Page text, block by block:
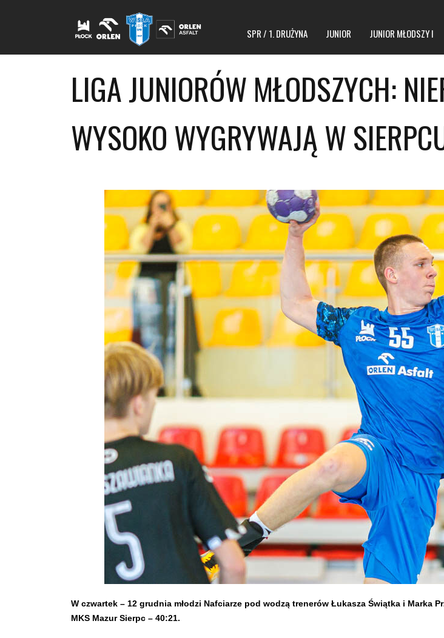
SPR / 1. DRUŻYNA JUNIOR JUNIOR MŁODSZY I
LIGA JUNIORÓW MŁODSZYCH:
WYSOKO WYGRYWAJĄ W
W czwartek – 12 grudnia młodzi Nafciarze pod wodzą trenerów Łukasza Świątka i
MKS Mazur Sierpc – 40:21.